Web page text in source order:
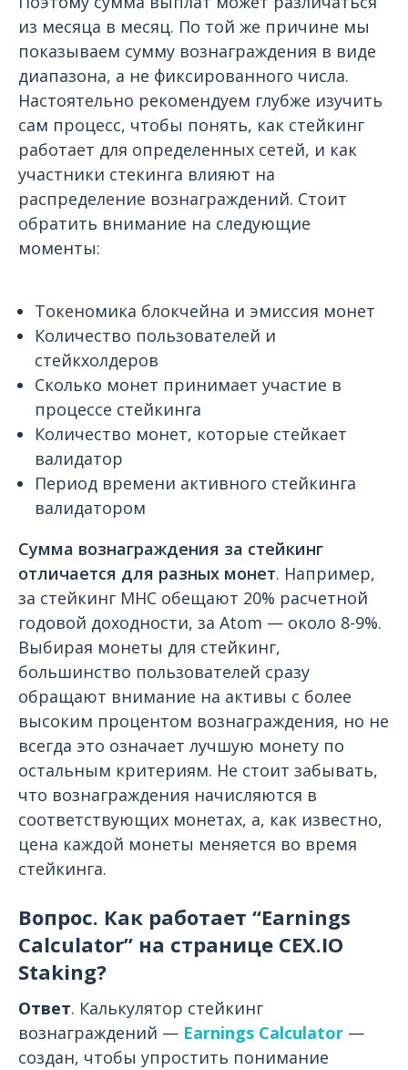
из месяца в месяц. По той же причине мы
показываем сумму вознаграждения в виде
диапазона, а не фиксированного числа.
Настоятельно рекомендуем глубже изучить
сам процесс, чтобы понять, как стейкинг
работает для определенных сетей, и как
участники стекинга влияют на
распределение вознаграждений. Стоит
обратить внимание на следующие
моменты:
Токеномика блокчейна и эмиссия монет
Количество пользователей и
стейкхолдеров
Сколько монет принимает участие в
процессе стейкинга
Количество монет, которые стейкает
валидатор
Период времени активного стейкинга
валидатором
Сумма вознаграждения за стейкинг
отличается для разных монет. Например,
за стейкинг MHC обещают 20% расчетной
годовой доходности, за Atom — около 8-9%.
Выбирая монеты для стейкинг,
большинство пользователей сразу
обращают внимание на активы с более
высоким процентом вознаграждения, но не
всегда это означает лучшую монету по
остальным критериям. Не стоит забывать,
что вознаграждения начисляются в
соответствующих монетах, а, как известно,
цена каждой монеты меняется во время
стейкинга.
Вопрос. Как работает “Earnings
Calculator” на странице CEX.IO
Staking?
Ответ. Калькулятор стейкинг
вознаграждений — Earnings Calculator —
создан, чтобы упростить понимание